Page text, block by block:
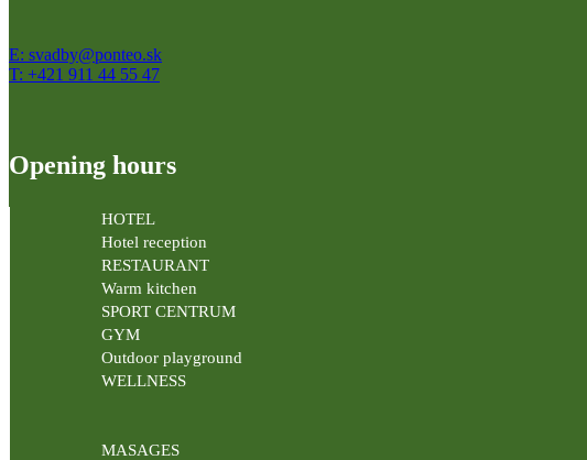
E: svadby@ponteo.sk
T: +421 911 44 55 47
Opening hours
HOTEL
Hotel reception
RESTAURANT
Warm kitchen
SPORT CENTRUM
GYM
Outdoor playground
WELLNESS
MASAGES